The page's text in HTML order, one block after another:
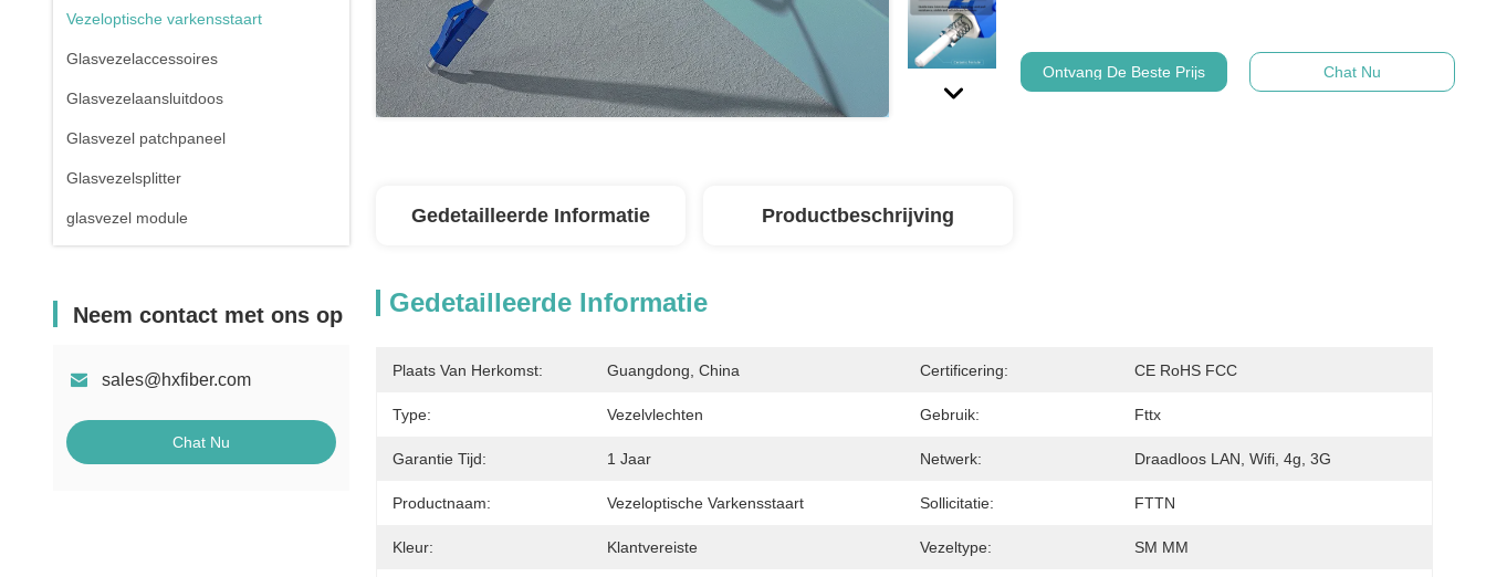
Vezeloptische varkensstaart
Glasvezelaccessoires
Glasvezelaansluitdoos
Glasvezel patchpaneel
Glasvezelsplitter
glasvezel module
Neem contact met ons op
sales@hxfiber.com
Chat Nu
Ontvang De Beste Prijs Chat Nu
Gedetailleerde Informatie Productbeschrijving
Gedetailleerde Informatie
Plaats Van Herkomst: Guangdong, China Certificering: CE RoHS FCC
Type: Vezelvlechten Gebruik: Fttx
Garantie Tijd: 1 Jaar Netwerk: Draadloos LAN, Wifi, 4g, 3G
Productnaam: Vezeloptische Varkensstaart Sollicitatie: FTTN
Kleur: Klantvereiste Vezeltype: SM MM